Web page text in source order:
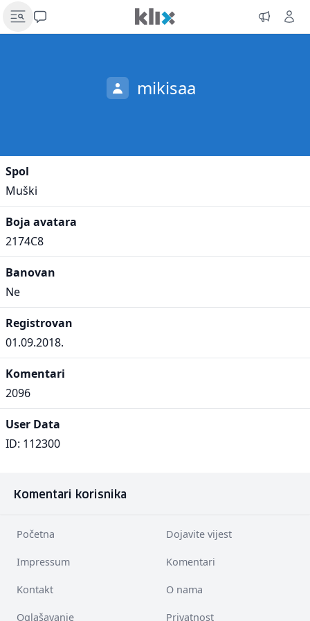
mikisaa
Spol
Muški
Boja avatara
2174C8
Banovan
Ne
Registrovan
01.09.2018.
Komentari
2096
User Data
ID: 112300
Komentari korisnika
Početna Dojavite vijest
Impressum Komentari
Kontakt O nama
Oglašavanje Privatnost